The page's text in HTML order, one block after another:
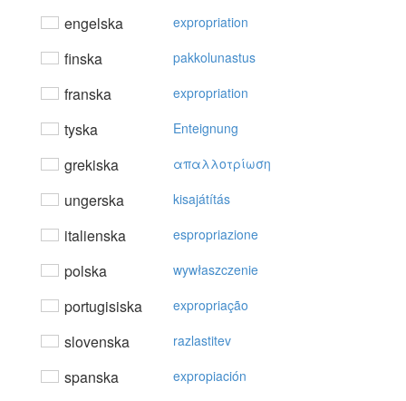
engelska expropriation
finska pakkolunastus
franska expropriation
tyska Enteignung
grekiska απαλλoτρίωση
ungerska kisajátítás
italienska espropriazione
polska wywłaszczenie
portugisiska expropriação
slovenska razlastitev
spanska expropiación